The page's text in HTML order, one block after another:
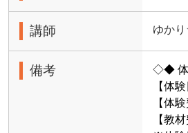
講師 ゆか
備考
◇◆ 体
【体
【体
【教